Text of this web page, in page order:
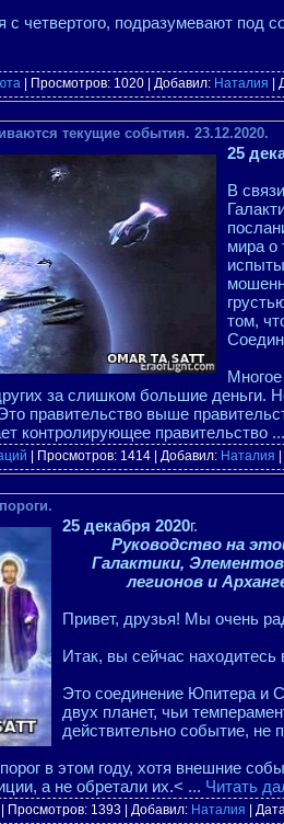
четвертого, подразумевают под
| Просмотров: 1020 | Добавил: Наталия |
текущие события. 23.12.2020.
25
В
мира о
том,
за слишком большие деньги.
правительство выше
контролирующее правительство ...
| Просмотров: 1414 | Добавил: Наталия
25 декабря 2020г.
Руководство на
Галактики,
легионов и
Привет, друзья! Мы очень
Итак, вы сейчас находитесь
Это соединение Юпитера и
двух планет, чьи
действительно событие, не
в этом году, хотя внешние
а не обретали их.< ... Читать
| Просмотров: 1393 | Добавил: Наталия |